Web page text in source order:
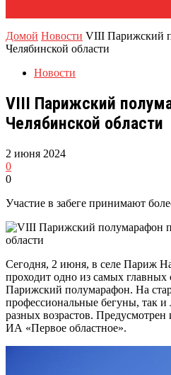
Домой Новости VIII Парижский
Челябинской области
Новости
VIII Парижский
Челябинской области
2 июня 2024
0
0
Участие в забеге принимают
Сегодня, 2 июня, в селе Париж
проходит одно из самых
Парижский полумарафон. На
профессиональные бегуны, так
разных возрастов. Предусмотрен
ИА «Первое областное».